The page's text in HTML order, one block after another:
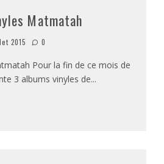
Matmatah
2015 0
Pour la fin de ce mois de
3 albums vinyles de...